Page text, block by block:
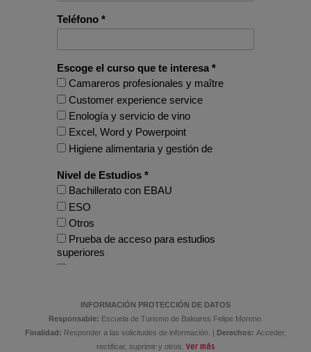
Teléfono *
Escoge el curso que te interesa *
Camareros profesionales y maître
Customer experience service
Enología y servicio de vino
Excel, Word y Powerpoint
Higiene alimentaria y gestión de
Inglés básico para hostelería
Inglés para recepcionista de hotel
Mayordomía o servicio personal
Organización de eventos + Wedding
planner
Recepcionista en alojamientos hoteleros
Nivel de Estudios *
Bachillerato con EBAU
ESO
Otros
Prueba de acceso para estudios
superiores
INFORMACIÓN PROTECCIÓN DE DATOS
Responsable: Escuela de Turismo de Baleares Felipe Moreno.
Finalidad: Responder a las solicitudes de información. | Derechos: Acceder,
rectificar, suprimir y otros. Ver más